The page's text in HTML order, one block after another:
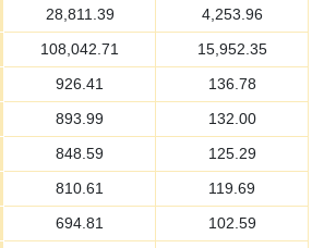
28,811.39
4,253.96
108,042.71
15,952.35
926.41
136.78
893.99
132.00
848.59
125.29
810.61
119.69
694.81
102.59